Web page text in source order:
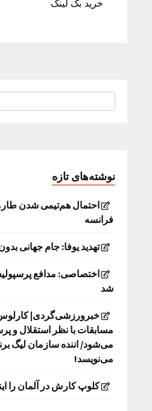
خرید بک لینک
نوشته‌های تازه
احتمال هم‌تیمی شدن
فرانسه
تهدید یوفا: جام جهانی
اختصاصی: مدافع
شد
خبرورزشی‌گردی|
مسابقات با نظر استقلال و
می‌شود/ اننده سازمان لیگ
می‌نویسد!
کلوپ کارش در آلمان را